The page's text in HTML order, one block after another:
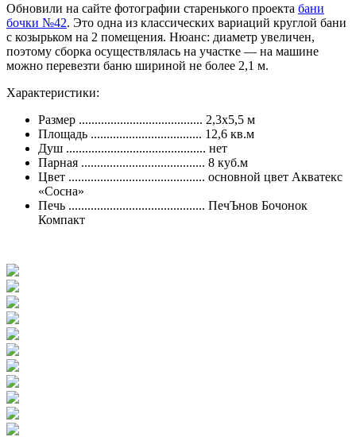
Обновили на сайте фотографии старенького проекта бани
бочки №42. Это одна из классических вариаций круглой бани
с козырьком на 2 помещения. Нюанс: диаметр увеличен,
поэтому сборка осуществлялась на участке — на машине
можно перевезти баню шириной не более 2,1 м.
Характеристики:
Размер ....................................... 2,3х5,5 м
Площадь ................................... 12,6 кв.м
Душ ............................................ нет
Парная ....................................... 8 куб.м
Цвет ........................................... основной цвет Акватекс
«Сосна»
Печь ........................................... ПечЪнов Бочонок
Компакт